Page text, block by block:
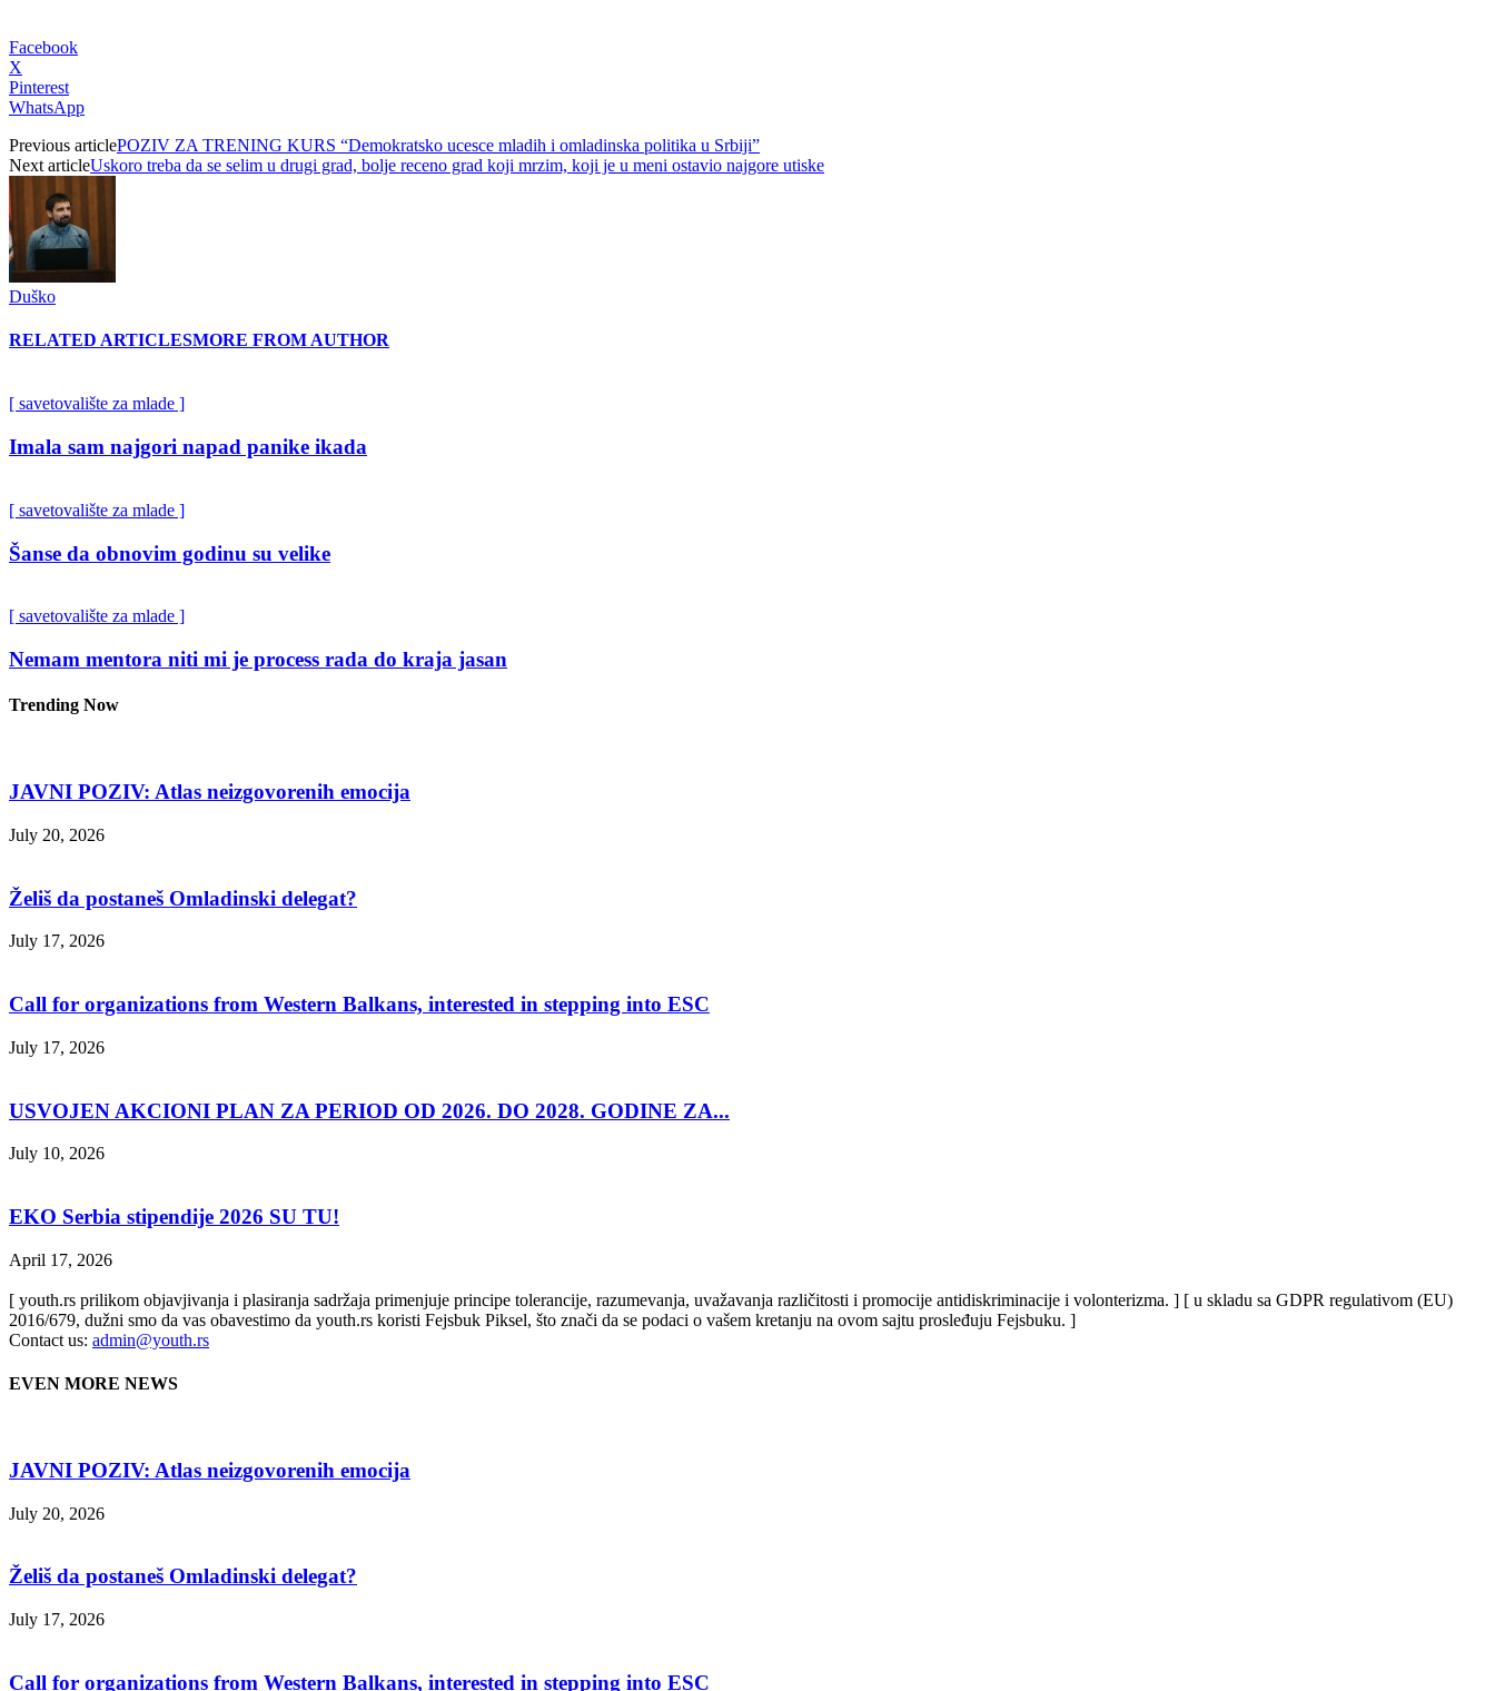
Facebook
X
Pinterest
WhatsApp
Previous articlePOZIV ZA TRENING KURS “Demokratsko ucesce mladih i omladinska politika u Srbiji”
Next articleUskoro treba da se selim u drugi grad, bolje receno grad koji mrzim, koji je u meni ostavio najgore utiske
Duško
RELATED ARTICLESMORE FROM AUTHOR
[ savetovalište za mlade ]
Imala sam najgori napad panike ikada
[ savetovalište za mlade ]
Šanse da obnovim godinu su velike
[ savetovalište za mlade ]
Nemam mentora niti mi je process rada do kraja jasan
Trending Now
JAVNI POZIV: Atlas neizgovorenih emocija
July 20, 2026
Želiš da postaneš Omladinski delegat?
July 17, 2026
Call for organizations from Western Balkans, interested in stepping into ESC
July 17, 2026
USVOJEN AKCIONI PLAN ZA PERIOD OD 2026. DO 2028. GODINE ZA...
July 10, 2026
EKO Serbia stipendije 2026 SU TU!
April 17, 2026
[ youth.rs prilikom objavjivanja i plasiranja sadržaja primenjuje principe tolerancije, razumevanja, uvažavanja različitosti i promocije antidiskriminacije i volonterizma. ] [ u skladu sa GDPR regulativom (EU)
2016/679, dužni smo da vas obavestimo da youth.rs koristi Fejsbuk Piksel, što znači da se podaci o vašem kretanju na ovom sajtu prosleđuju Fejsbuku. ]
Contact us: admin@youth.rs
EVEN MORE NEWS
JAVNI POZIV: Atlas neizgovorenih emocija
July 20, 2026
Želiš da postaneš Omladinski delegat?
July 17, 2026
Call for organizations from Western Balkans, interested in stepping into ESC